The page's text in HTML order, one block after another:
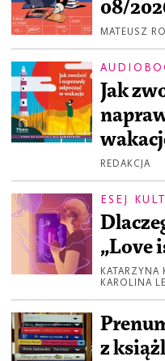
08/
MATEUSZ
Jak
REDAKCJA
ESEJ
„Love
KATARZYNA
KAROLINA
z